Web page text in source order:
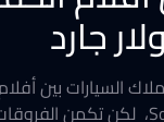
جارد